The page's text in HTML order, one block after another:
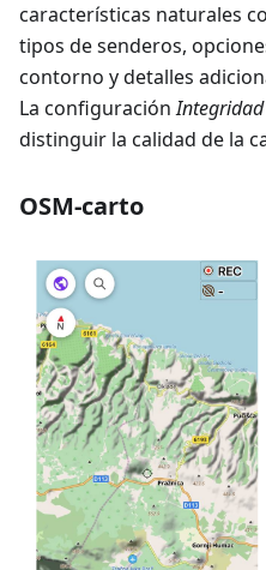
características naturales
tipos de senderos,
contorno y detalles
La configuración
distinguir la calidad de la
OSM-carto